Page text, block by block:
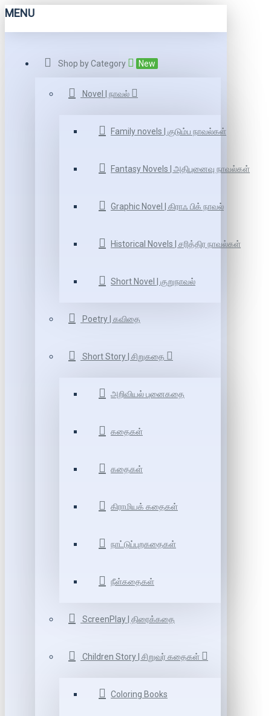
MENU
Shop by Category New
Novel | நாவல்
Family novels | குடும்ப நாவல்கள்
Fantasy Novels | அதிபுனைவு நாவல்கள்
Graphic Novel | கிராஃ பிக் நாவல்
Historical Novels | சரித்திர நாவல்கள்
Short Novel | குறுநாவல்
Poetry | கவிதை
Short Story | சிறுகதை
அறிவியல் புனைகதை
கதைகள்
கதைகள்
கிராமியக் கதைகள்
நாட்டுப்புறகதைகள்
நீள்கதைகள்
ScreenPlay | திரைக்கதை
Children Story | சிறுவர் கதைகள்
Coloring Books